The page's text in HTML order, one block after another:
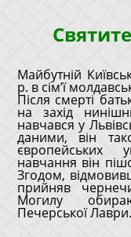
Майбутній
р. в сім’ї
Після смерті
на захід
навчався у
даними, він
європейських
навчання він
Згодом,
прийняв
Могилу
Печерської Лаври.